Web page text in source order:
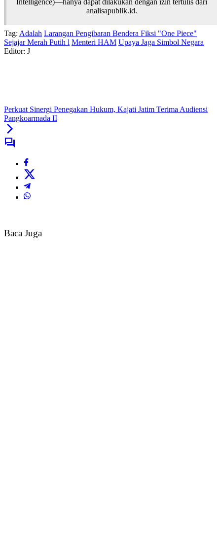
Intelligence)—hanya dapat dilakukan dengan izin tertulis dari
analisapublik.id.
Tag: Adalah Larangan Pengibaran Bendera Fiksi "One Piece"
Sejajar Merah Putih l Menteri HAM Upaya Jaga Simbol Negara
Editor: J
Perkuat Sinergi Penegakan Hukum, Kajati Jatim Terima Audiensi
Pangkoarmada II
Baca Juga